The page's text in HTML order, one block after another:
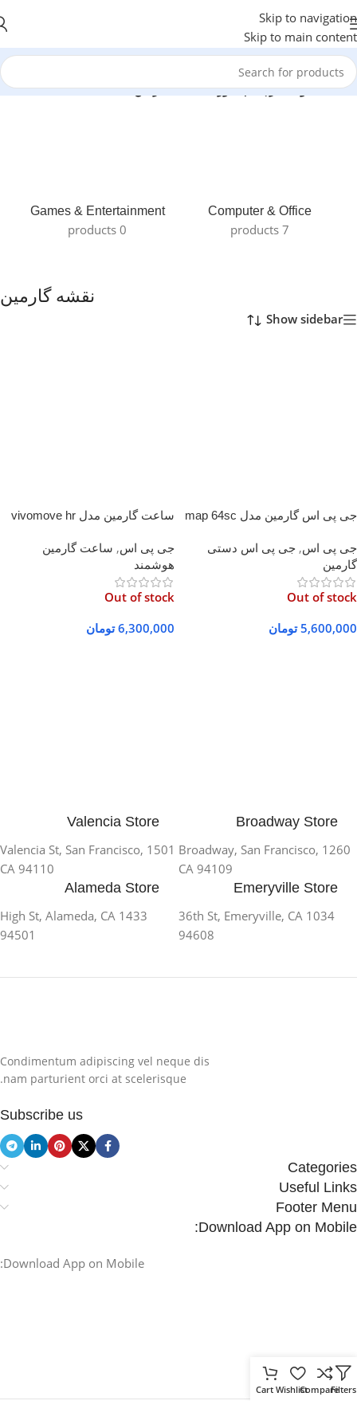
Skip to navigation
Skip to main content
خانه/محصولات برچسب خورده “نقشه گارمین”
Computer & Office
7 products
Games & Entertainment
0 products
نقشه گارمین
Show sidebar
جی پی اس گارمین مدل map 64sc
جی پی اس, جی پی اس دستی
گارمین
Out of stock
5,600,000 تومان
ساعت گارمین مدل vivomove hr
جی پی اس, ساعت گارمین
هوشمند
Out of stock
6,300,000 تومان
Broadway Store
1260 Broadway, San Francisco,
CA 94109
Valencia Store
1501 Valencia St, San Francisco,
CA 94110
Emeryville Store
1034 36th St, Emeryville, CA
94608
Alameda Store
1433 High St, Alameda, CA
94501
Condimentum adipiscing vel neque dis
nam parturient orci at scelerisque.
Subscribe us
Categories
Useful Links
Footer Menu
Download App on Mobile:
Download App on Mobile:
Filters
Compare
Wishlist
Cart